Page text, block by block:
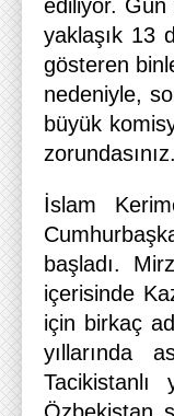
ediliyor.
yaklaşık 13
gösteren
nedeniyle,
büyük
zorundasınız.
İslam
başladı.
içerisinde
için birkaç
yıllarında